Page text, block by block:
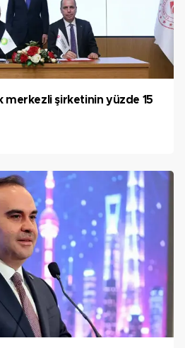
merkezli şirketinin yüzde 15